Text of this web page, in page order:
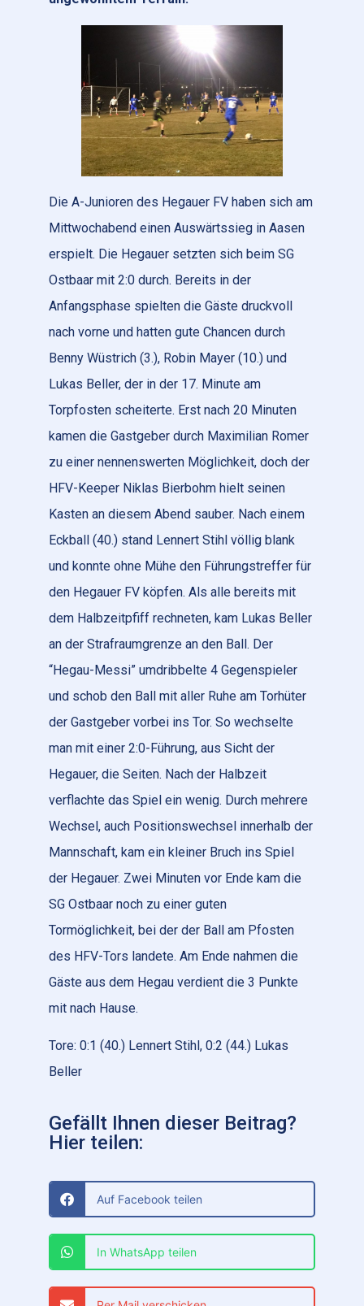
Die A-Junioren des Hegauer FV haben sich am
Mittwochabend einen Auswärtssieg in Aasen
erspielt. Die Hegauer setzten sich beim SG
Ostbaar mit 2:0 durch. Bereits in der
Anfangsphase spielten die Gäste druckvoll
nach vorne und hatten gute Chancen durch
Benny Wüstrich (3.), Robin Mayer (10.) und
Lukas Beller, der in der 17. Minute am
Torpfosten scheiterte. Erst nach 20 Minuten
kamen die Gastgeber durch Maximilian Romer
zu einer nennenswerten Möglichkeit, doch der
HFV-Keeper Niklas Bierbohm hielt seinen
Kasten an diesem Abend sauber. Nach einem
Eckball (40.) stand Lennert Stihl völlig blank
und konnte ohne Mühe den Führungstreffer für
den Hegauer FV köpfen. Als alle bereits mit
dem Halbzeitpfiff rechneten, kam Lukas Beller
an der Strafraumgrenze an den Ball. Der
“Hegau-Messi” umdribbelte 4 Gegenspieler
und schob den Ball mit aller Ruhe am Torhüter
der Gastgeber vorbei ins Tor. So wechselte
man mit einer 2:0-Führung, aus Sicht der
Hegauer, die Seiten. Nach der Halbzeit
verflachte das Spiel ein wenig. Durch mehrere
Wechsel, auch Positionswechsel innerhalb der
Mannschaft, kam ein kleiner Bruch ins Spiel
der Hegauer. Zwei Minuten vor Ende kam die
SG Ostbaar noch zu einer guten
Tormöglichkeit, bei der der Ball am Pfosten
des HFV-Tors landete. Am Ende nahmen die
Gäste aus dem Hegau verdient die 3 Punkte
mit nach Hause.
Tore: 0:1 (40.) Lennert Stihl, 0:2 (44.) Lukas
Beller
Gefällt Ihnen dieser Beitrag?
Hier teilen:
Auf Facebook teilen
In WhatsApp teilen